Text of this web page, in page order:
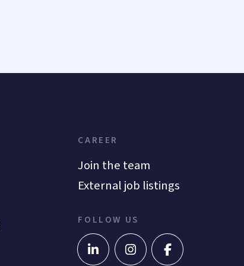
CAREER
Join the team
External job listings
FOLLOW US